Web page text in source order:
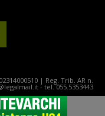
| Reg. Trib. AR n.
- tel. 055.5353443